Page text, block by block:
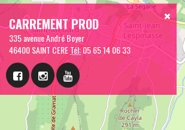
CARREMENT PROD
335 avenue André Boyer
46400 SAINT CERETél:05 65 14 06 33